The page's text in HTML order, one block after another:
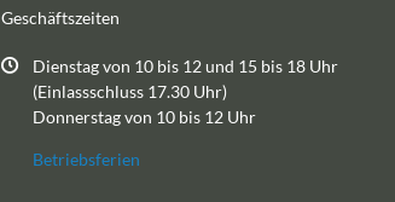
Geschäftszeiten
Dienstag von 10 bis 12 und 15 bis 18 Uhr
(Einlassschluss 17.30 Uhr)
Donnerstag von 10 bis 12 Uhr
Betriebsferien